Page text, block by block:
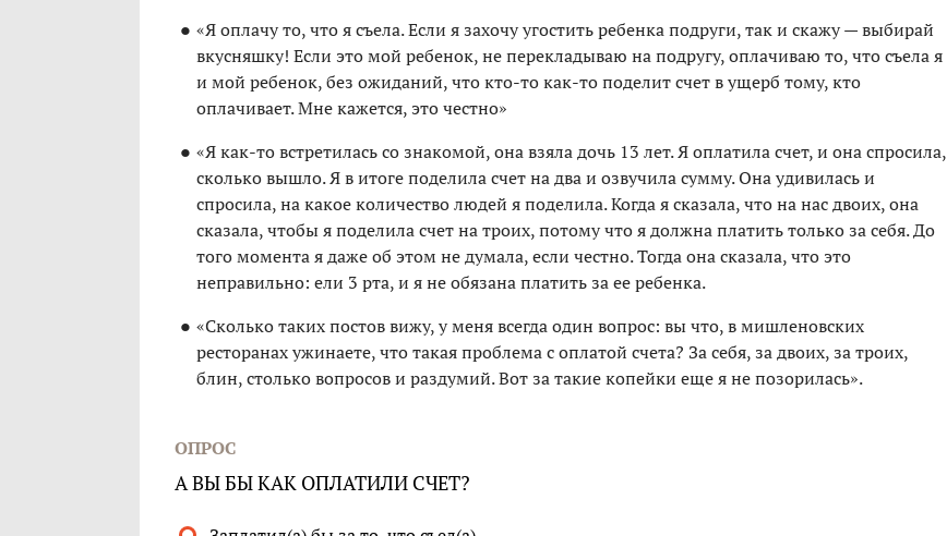
«Я оплачу то, что я съела. Если я захочу угостить ребенка подруги, так и скажу — выбирай
вкусняшку! Если это мой ребенок, не перекладываю на подругу, оплачиваю то, что съела я
и мой ребенок, без ожиданий, что кто-то как-то поделит счет в ущерб тому, кто
оплачивает. Мне кажется, это честно»
«Я как-то встретилась со знакомой, она взяла дочь 13 лет. Я оплатила счет, и она спросила,
сколько вышло. Я в итоге поделила счет на два и озвучила сумму. Она удивилась и
спросила, на какое количество людей я поделила. Когда я сказала, что на нас двоих, она
сказала, чтобы я поделила счет на троих, потому что я должна платить только за себя. До
того момента я даже об этом не думала, если честно. Тогда она сказала, что это
неправильно: ели 3 рта, и я не обязана платить за ее ребенка.
«Сколько таких постов вижу, у меня всегда один вопрос: вы что, в мишленовских
ресторанах ужинаете, что такая проблема с оплатой счета? За себя, за двоих, за троих,
блин, столько вопросов и раздумий. Вот за такие копейки еще я не позорилась».
ОПРОС
А ВЫ БЫ КАК ОПЛАТИЛИ СЧЕТ?